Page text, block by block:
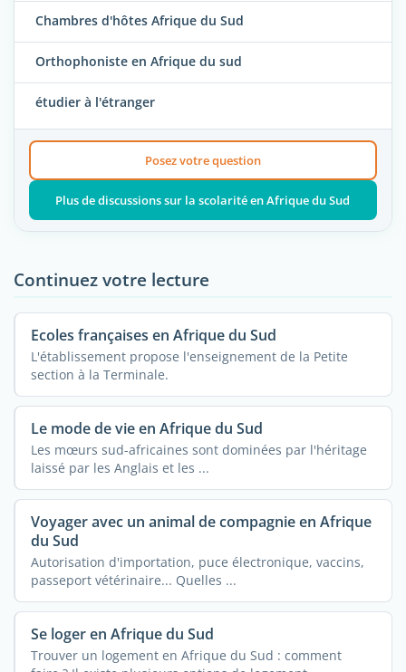
Chambres d'hôtes Afrique du Sud
Orthophoniste en Afrique du sud
étudier à l'étranger
Posez votre question
Plus de discussions sur la scolarité en Afrique du Sud
Continuez votre lecture
Ecoles françaises en Afrique du Sud
L'établissement propose l'enseignement de la Petite
section à la Terminale.
Le mode de vie en Afrique du Sud
Les mœurs sud-africaines sont dominées par l'héritage
laissé par les Anglais et les ...
Voyager avec un animal de compagnie en Afrique
du Sud
Autorisation d'importation, puce électronique, vaccins,
passeport vétérinaire... Quelles ...
Se loger en Afrique du Sud
Trouver un logement en Afrique du Sud : comment